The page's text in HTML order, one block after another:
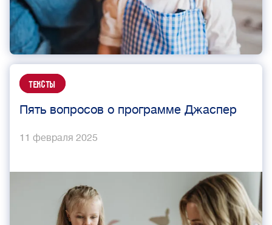
Тексты
Пять вопросов о программе Джаспер
11 февраля 2025